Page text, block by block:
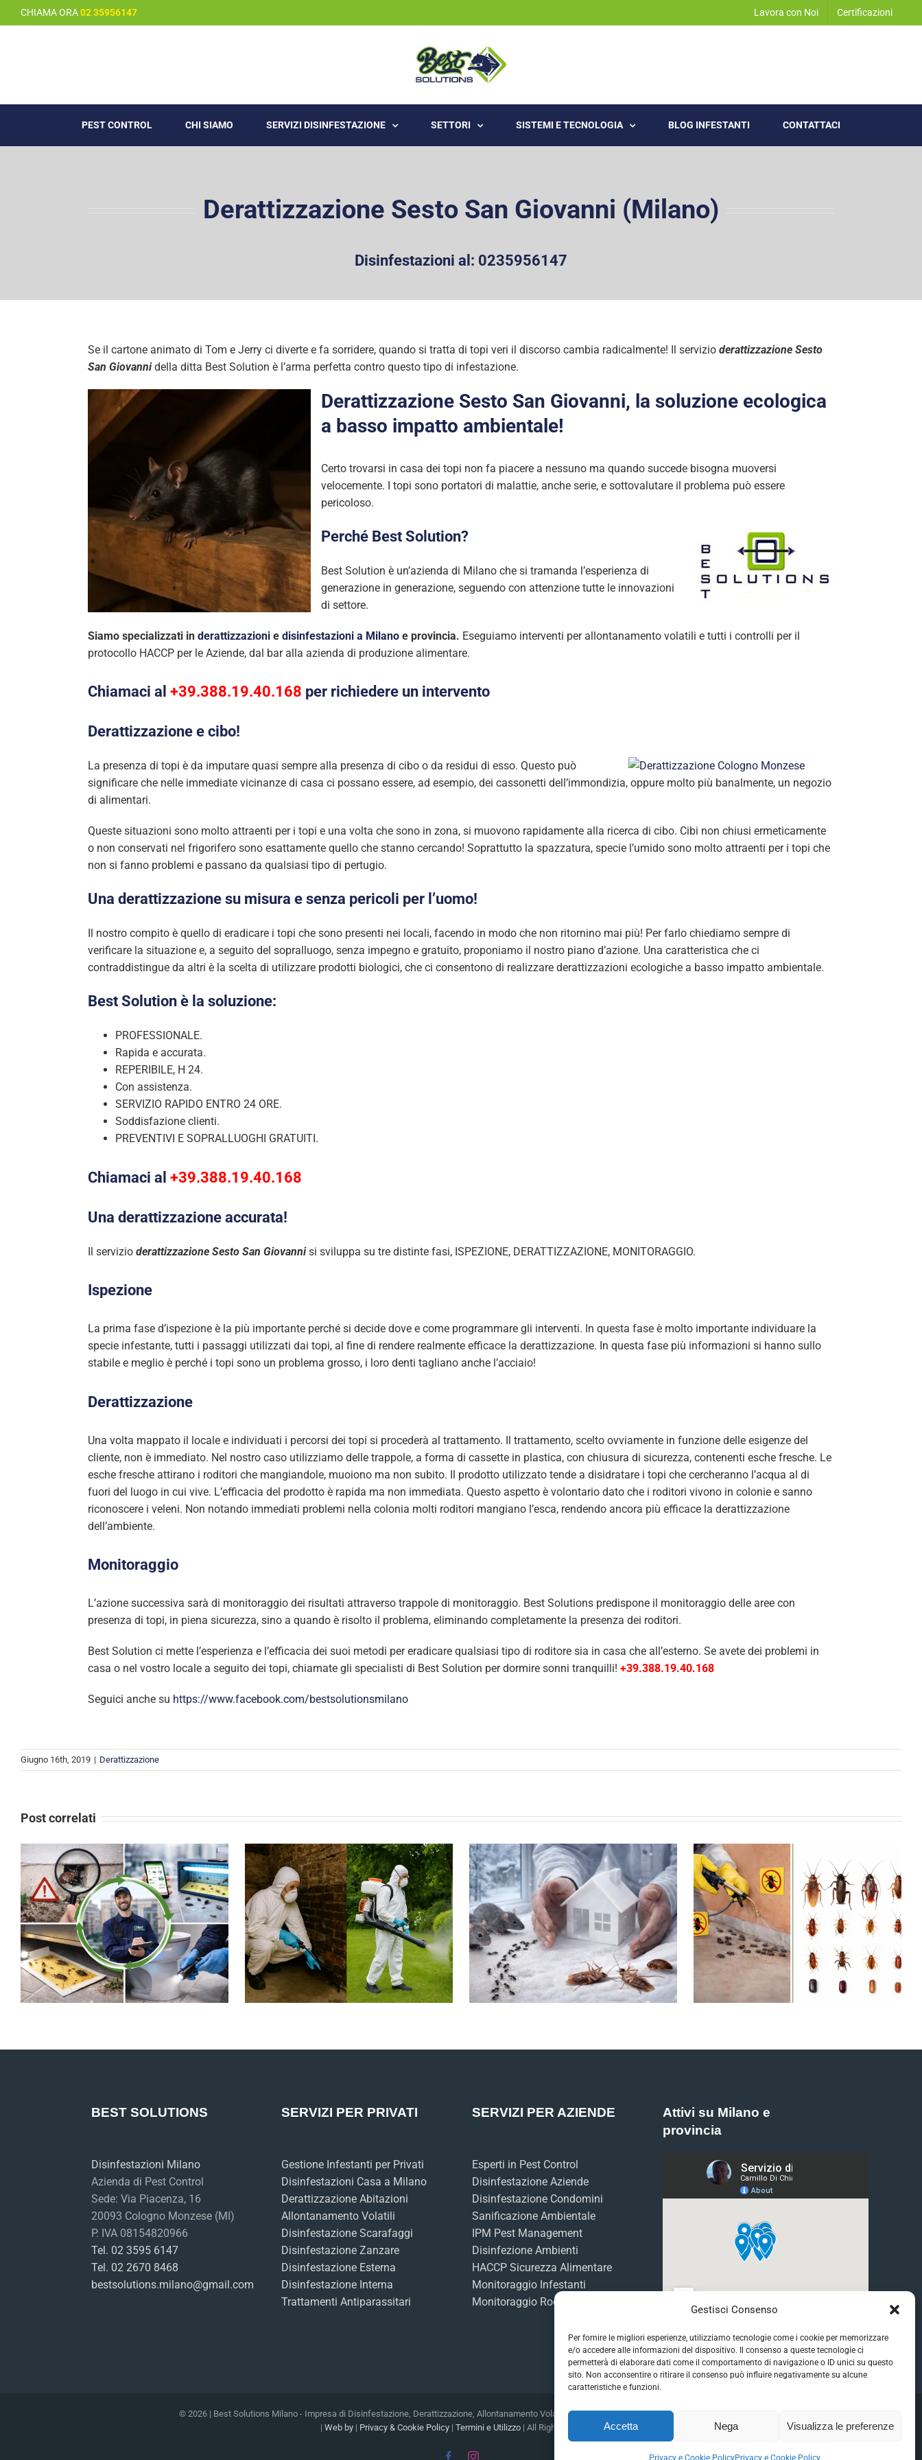
Gestisci Consenso
Per fornire le migliori esperienze, utilizziamo tecnologie come i cookie per memorizzare
e/o accedere alle informazioni del dispositivo. Il consenso a queste tecnologie ci
permetterà di elaborare dati come il comportamento di navigazione o ID unici su questo
sito. Non acconsentire o ritirare il consenso può influire negativamente su alcune
caratteristiche e funzioni.
Accetta Nega Visualizza le preferenze
Privacy e Cookie PolicyPrivacy e Cookie Policy
Salta
al
CHIAMA ORA02 35956147 Lavora con Noi Certificazioni
PEST CONTROL CHI SIAMO SERVIZI DISINFESTAZIONE SETTORI SISTEMI E TECNOLOGIA BLOG INFESTANTI CONTATTACI
Derattizzazione Sesto San Giovanni (Milano)
Disinfestazioni al: 0235956147
Se il cartone animato di Tom e Jerry ci diverte e fa sorridere, quando si tratta di topi veri il discorso cambia radicalmente! Il servizioderattizzazione Sesto
San Giovannidella ditta Best Solution è l’arma perfetta contro questo tipo di infestazione.
Derattizzazione Sesto San Giovanni, la soluzione ecologica
a basso impatto ambientale!
Certo trovarsi in casa dei topi non fa piacere a nessuno ma quando succede bisogna muoversi
velocemente. I topi sono portatori di malattie, anche serie, e sottovalutare il problema può essere
pericoloso.
Perché Best Solution?
Best Solution è un’azienda di Milano che si tramanda l’esperienza di
generazione in generazione, seguendo con attenzione tutte le innovazioni
di settore.
Siamo specializzati inderattizzazioni edisinfestazioni a Milano e provincia. Eseguiamo interventi per allontanamento volatili e tutti i controlli per il
protocollo HACCP per le Aziende, dal bar alla azienda di produzione alimentare.
Chiamaci al+39.388.19.40.168 per richiedere un intervento
Derattizzazione e cibo!
La presenza di topi è da imputare quasi sempre alla presenza di cibo o da residui di esso. Questo può
significare che nelle immediate vicinanze di casa ci possano essere, ad esempio, dei cassonetti dell’immondizia, oppure molto più banalmente, un negozio
di alimentari.
Queste situazioni sono molto attraenti per i topi e una volta che sono in zona, si muovono rapidamente alla ricerca di cibo. Cibi non chiusi ermeticamente
o non conservati nel frigorifero sono esattamente quello che stanno cercando! Soprattutto la spazzatura, specie l’umido sono molto attraenti per i topi che
non si fanno problemi e passano da qualsiasi tipo di pertugio.
Una derattizzazione su misura e senza pericoli per l’uomo!
Il nostro compito è quello di eradicare i topi che sono presenti nei locali, facendo in modo che non ritornino mai più! Per farlo chiediamo sempre di
verificare la situazione e, a seguito del sopralluogo, senza impegno e gratuito, proponiamo il nostro piano d’azione. Una caratteristica che ci
contraddistingue da altri è la scelta di utilizzare prodotti biologici, che ci consentono di realizzare derattizzazioni ecologiche a basso impatto ambientale.
Best Solution è la soluzione:
PROFESSIONALE.
Rapida e accurata.
REPERIBILE, H 24.
Con assistenza.
SERVIZIO RAPIDO ENTRO 24 ORE.
Soddisfazione clienti.
PREVENTIVI E SOPRALLUOGHI GRATUITI.
Chiamaci al+39.388.19.40.168
Una derattizzazione accurata!
Il servizioderattizzazione Sesto San Giovannisi sviluppa su tre distinte fasi, ISPEZIONE, DERATTIZZAZIONE, MONITORAGGIO.
Ispezione
La prima fase d’ispezione è la più importante perché si decide dove e come programmare gli interventi. In questa fase è molto importante individuare la
specie infestante, tutti i passaggi utilizzati dai topi, al fine di rendere realmente efficace la derattizzazione. In questa fase più informazioni si hanno sullo
stabile e meglio è perché i topi sono un problema grosso, i loro denti tagliano anche l’acciaio!
Derattizzazione
Una volta mappato il locale e individuati i percorsi dei topi si procederà al trattamento. Il trattamento, scelto ovviamente in funzione delle esigenze del
cliente, non è immediato. Nel nostro caso utilizziamo delle trappole, a forma di cassette in plastica, con chiusura di sicurezza, contenenti esche fresche. Le
esche fresche attirano i roditori che mangiandole, muoiono ma non subito. Il prodotto utilizzato tende a disidratare i topi che cercheranno l’acqua al di
fuori del luogo in cui vive. L’efficacia del prodotto è rapida ma non immediata. Questo aspetto è volontario dato che i roditori vivono in colonie e sanno
riconoscere i veleni. Non notando immediati problemi nella colonia molti roditori mangiano l’esca, rendendo ancora più efficace la derattizzazione
dell’ambiente.
Monitoraggio
L’azione successiva sarà di monitoraggio dei risultati attraverso trappole di monitoraggio. Best Solutions predispone il monitoraggio delle aree con
presenza di topi, in piena sicurezza, sino a quando è risolto il problema, eliminando completamente la presenza dei roditori.
Best Solution ci mette l’esperienza e l’efficacia dei suoi metodi per eradicare qualsiasi tipo di roditore sia in casa che all’esterno. Se avete dei problemi in
casa o nel vostro locale a seguito dei topi, chiamate gli specialisti di Best Solution per dormire sonni tranquilli!+39.388.19.40.168
Seguici anche su https://www.facebook.com/bestsolutionsmilano
Giugno 16th, 2019 | Derattizzazione
Post correlati
Disinfestazione e
Derattizzazione Monza:
Interventi Risolutivi
Derattizzazione Cinisello
Sicura e Ecologica
Parassiti in Inverno:
Scarafaggi e Blatte:
Esperti e Professionali
BEST SOLUTIONS
Disinfestazioni Milano
Azienda di Pest Control
Sede: Via Piacenza, 16
20093 Cologno Monzese (MI)
P. IVA 08154820966
Tel. 02 3595 6147
Tel. 02 2670 8468
bestsolutions.milano@gmail.com
SERVIZI PER PRIVATI
Gestione Infestanti per Privati
Disinfestazioni Casa a Milano
Derattizzazione Abitazioni
Allontanamento Volatili
Disinfestazione Scarafaggi
Disinfestazione Zanzare
Disinfestazione Esterna
Disinfestazione Interna
Trattamenti Antiparassitari
SERVIZI PER AZIENDE
Esperti in Pest Control
Disinfestazione Aziende
Disinfestazione Condomini
Sanificazione Ambientale
IPM Pest Management
Disinfezione Ambienti
HACCP Sicurezza Alimentare
Monitoraggio Infestanti
Monitoraggio Roditori
Attivi su Milano e
provincia
© 2026 | Best Solutions Milano - Impresa di Disinfestazione, Derattizzazione, Allontanamento Volatili, Sanificazione - 20093 Cologno Monzese (MI)
| Web by | Privacy & Cookie Policy | Termini e Utilizzo | All Rights Reserved
FacebookInstagram